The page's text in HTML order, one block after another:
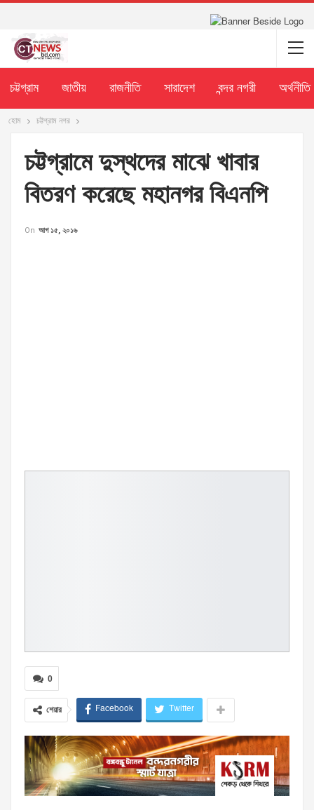
চট্টগ্রাম জাতীয় রাজনীতি সারাদেশ বন্দর নগরী অর্থনীতি
হোম চট্টগ্রাম নগর
চট্টগ্রামে দুস্থদের মাঝে খাবার
বিতরণ করেছে মহানগর বিএনপি
On আগ ১৫, ২০১৬
0
শেয়ার Facebook Twitter